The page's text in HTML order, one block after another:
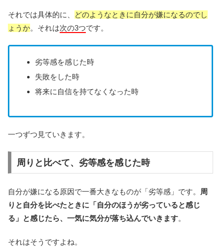
それでは具体的に、
どのようなときに自分が嫌になるのでし
ょうか。それは次の3つです。
劣等感を感じた時
失敗をした時
将来に自信を持てなくなった時
一つずつ見ていきます。
周りと比べて、劣等感を感じた時
自分が嫌になる原因で一番大きなものが「劣等感」です。
周
りと自分を比べたときに「自分のほうが劣っていると感じ
る」と感じたら、一気に気分が落ち込んでいきます。
それはそうですよね。